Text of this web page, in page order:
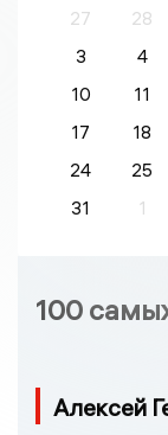
27
28
3
4
10
11
17
18
24
25
31
1
100
Алексей